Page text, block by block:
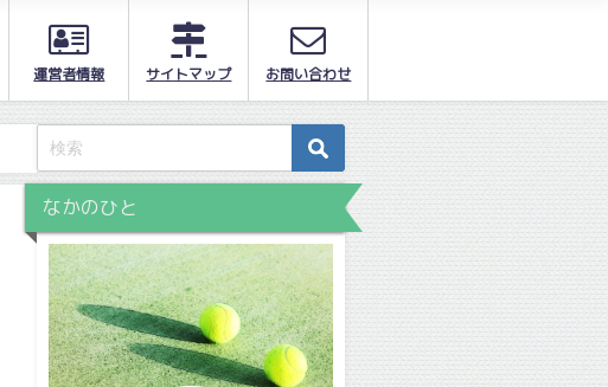
運営者情報 サイトマップ お問い合わせ
なかのひと